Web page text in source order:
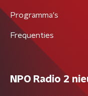
Programma's
Frequenties
NPO Radio 2